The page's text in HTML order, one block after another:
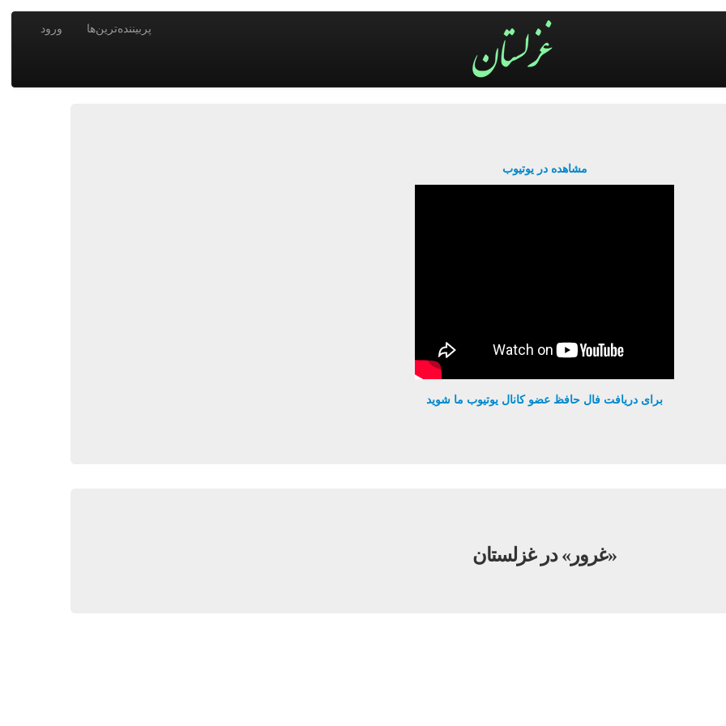
پربیننده‌ترین‌ها ورود
مشاهده در یوتیوب
برای دریافت فال حافظ عضو کانال یوتیوب ما شوید
«غرور» در غزلستان